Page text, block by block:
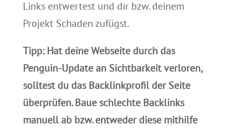
Links entwertest und dir bzw. deinem
Projekt Schaden zufügst.
Tipp: Hat deine Webseite durch das
Penguin-Update an Sichtbarkeit verloren,
solltest du das Backlinkprofil der Seite
überprüfen. Baue schlechte Backlinks
manuell ab bzw. entweder diese mithilfe